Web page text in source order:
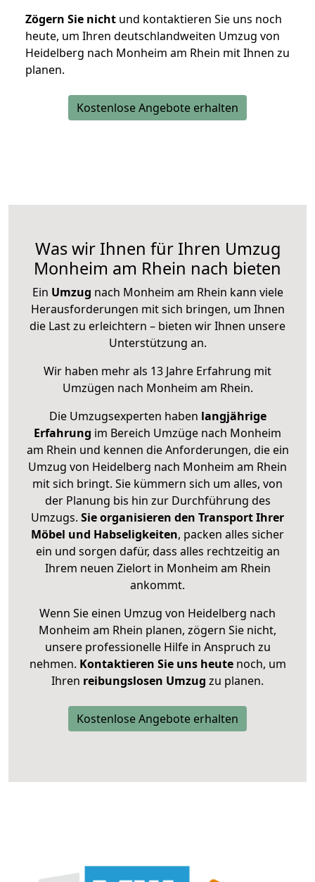
Zögern Sie nicht und kontaktieren Sie uns noch
heute, um Ihren deutschlandweiten Umzug von
Heidelberg nach Monheim am Rhein mit Ihnen zu
planen.
Kostenlose Angebote erhalten
Was wir Ihnen für Ihren Umzug
Monheim am Rhein nach bieten
Ein Umzug nach Monheim am Rhein kann viele
Herausforderungen mit sich bringen, um Ihnen
die Last zu erleichtern – bieten wir Ihnen unsere
Unterstützung an.
Wir haben mehr als 13 Jahre Erfahrung mit
Umzügen nach Monheim am Rhein.
Die Umzugsexperten haben langjährige
Erfahrung im Bereich Umzüge nach Monheim
am Rhein und kennen die Anforderungen, die ein
Umzug von Heidelberg nach Monheim am Rhein
mit sich bringt. Sie kümmern sich um alles, von
der Planung bis hin zur Durchführung des
Umzugs. Sie organisieren den Transport Ihrer
Möbel und Habseligkeiten, packen alles sicher
ein und sorgen dafür, dass alles rechtzeitig an
Ihrem neuen Zielort in Monheim am Rhein
ankommt.
Wenn Sie einen Umzug von Heidelberg nach
Monheim am Rhein planen, zögern Sie nicht,
unsere professionelle Hilfe in Anspruch zu
nehmen. Kontaktieren Sie uns heutenoch, um
Ihren reibungslosen Umzug zu planen.
Kostenlose Angebote erhalten